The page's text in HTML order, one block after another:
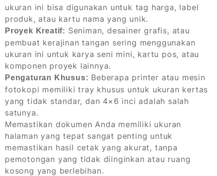
ukuran ini bisa digunakan untuk tag harga, label
produk, atau kartu nama yang unik.
Proyek Kreatif: Seniman, desainer grafis, atau
pembuat kerajinan tangan sering menggunakan
ukuran ini untuk karya seni mini, kartu pos, atau
komponen proyek lainnya.
Pengaturan Khusus: Beberapa printer atau mesin
fotokopi memiliki tray khusus untuk ukuran kertas
yang tidak standar, dan 4×6 inci adalah salah
satunya.
Memastikan dokumen Anda memiliki ukuran
halaman yang tepat sangat penting untuk
memastikan hasil cetak yang akurat, tanpa
pemotongan yang tidak diinginkan atau ruang
kosong yang berlebihan.